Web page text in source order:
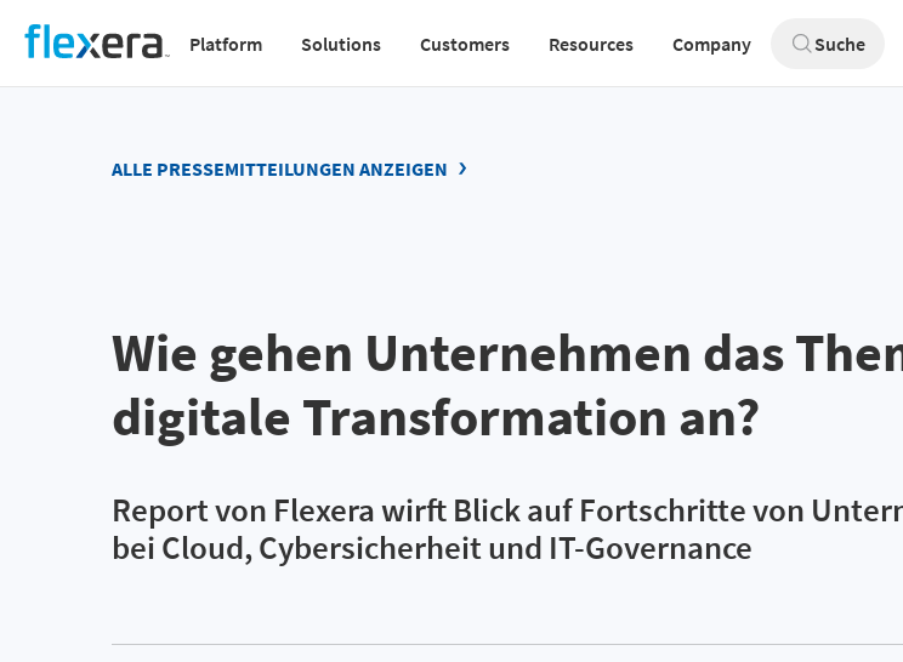
Direkt
zum
Inhalt
Main
navigation
Platform Solutions Customers Resources Company Suche
ALLE PRESSEMITTEILUNGEN ANZEIGEN
Wie gehen Unternehmen das
digitale Transformation an?
Report von Flexera wirft Blick auf Fortschritte von
bei Cloud, Cybersicherheit und IT-Governance